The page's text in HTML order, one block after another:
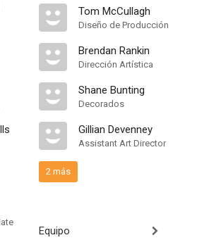
Tom McCullagh
Diseño de Producción
Brendan Rankin
Dirección Artística
Shane Bunting
Decorados
Gillian Devenney
Assistant Art Director
2 más
Equipo